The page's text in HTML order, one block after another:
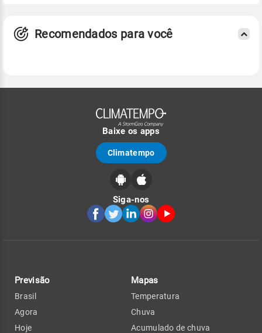
Recomendados para você
Baixe os apps
Climatempo
Siga-nos
Previsão
Brasil
Agora
Hoje
Mapas
Temperatura
Chuva
Acumulado de chuva